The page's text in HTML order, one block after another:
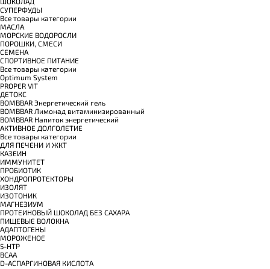
СУПЕРФУДЫ
Все товары категории
МАСЛА
МОРСКИЕ ВОДОРОСЛИ
ПОРОШКИ, СМЕСИ
СЕМЕНА
СПОРТИВНОЕ ПИТАНИЕ
Все товары категории
Optimum System
PROPER VIT
ДЕТОКС
BOMBBAR Энергетический гель
BOMBBAR Лимонад витаминизированный
BOMBBAR Напиток энергетический
АКТИВНОЕ ДОЛГОЛЕТИЕ
Все товары категории
ДЛЯ ПЕЧЕНИ И ЖКТ
КАЗЕИН
ИММУНИТЕТ
ПРОБИОТИК
ХОНДРОПРОТЕКТОРЫ
ИЗОЛЯТ
ИЗОТОНИК
МАГНЕЗИУМ
ПРОТЕИНОВЫЙ ШОКОЛАД БЕЗ САХАРА
ПИЩЕВЫЕ ВОЛОКНА
АДАПТОГЕНЫ
МОРОЖЕНОЕ
5-HTP
BCAA
D-АСПАРГИНОВАЯ КИСЛОТА